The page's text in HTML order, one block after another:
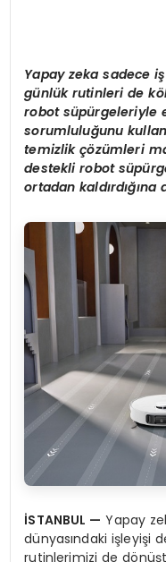
Yapay zeka sadece i
günlük rutinleri de kö
robot süpürgeleriyle
sorumluluğunu kullan
temizlikçözümleri
destekli robot süpü
ortadan kaldırdığına
İSTANBUL — Yapay
dünyasındaki işleyişi
rutinlerimizi de